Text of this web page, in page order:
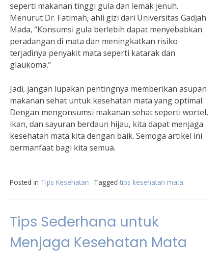
seperti makanan tinggi gula dan lemak jenuh.
Menurut Dr. Fatimah, ahli gizi dari Universitas Gadjah
Mada, “Konsumsi gula berlebih dapat menyebabkan
peradangan di mata dan meningkatkan risiko
terjadinya penyakit mata seperti katarak dan
glaukoma.”
Jadi, jangan lupakan pentingnya memberikan asupan
makanan sehat untuk kesehatan mata yang optimal.
Dengan mengonsumsi makanan sehat seperti wortel,
ikan, dan sayuran berdaun hijau, kita dapat menjaga
kesehatan mata kita dengan baik. Semoga artikel ini
bermanfaat bagi kita semua.
Posted in Tips Kesehatan Tagged tips kesehatan mata
Tips Sederhana untuk
Menjaga Kesehatan Mata